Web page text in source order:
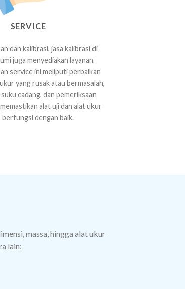
SERVICE
dan kalibrasi, jasa kalibrasi di
juga menyediakan layanan
service ini meliputi perbaikan
yang rusak atau bermasalah,
cadang, dan pemeriksaan
alat uji dan alat ukur
dengan baik.
massa, hingga alat ukur
lain: